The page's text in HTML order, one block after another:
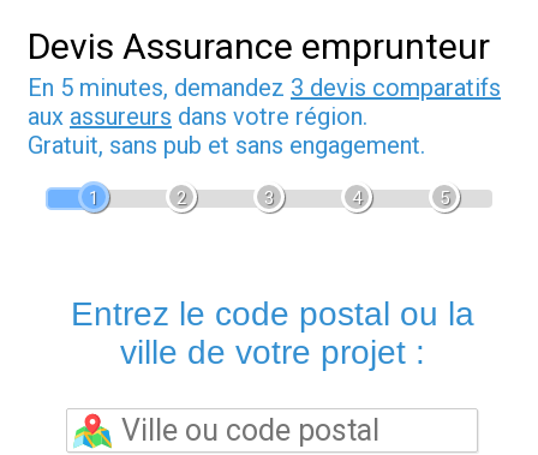
Devis Assurance emprunteur
En 5 minutes, demandez 3 devis comparatifs
aux assureurs dans votre région.
Gratuit, sans pub et sans engagement.
1 2 3 4 5
Entrez le code postal ou la
ville de votre projet :